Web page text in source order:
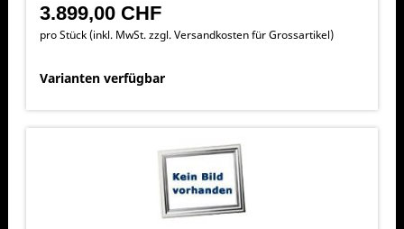
3.899,00 CHF
pro Stück (inkl. MwSt. zzgl.Versandkosten für Grossartikel)
Varianten verfügbar